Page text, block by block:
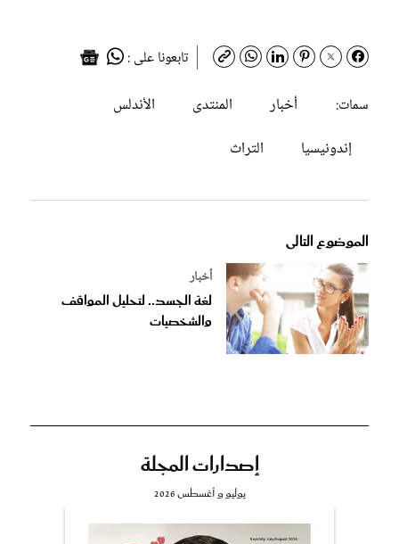
تابعونا على :
سمات:
أخبار المنتدى
الأندلس
إندونيسيا
التراث
الموضوع التالى
أخبار
لغة الجسد.. لتحليل المواقف
والشخصيات
إصدارات المجلة
يوليو و أغسطس 2026